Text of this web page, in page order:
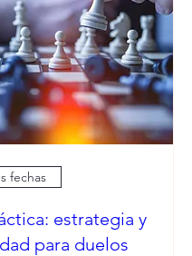
fechas
estrategia y
para duelos